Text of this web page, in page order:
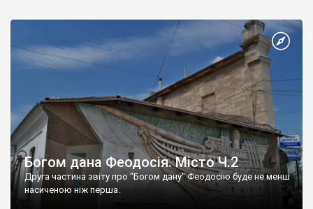
Богом дана Феодосія. Місто Ч.2
Друга частина звіту про "Богом дану" Феодосію буде не менш
насиченою ніж перша.